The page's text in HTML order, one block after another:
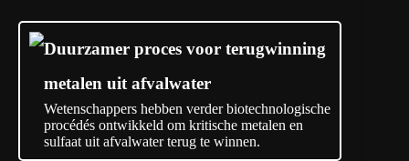
Duurzamer proces voor terugwinning
metalen uit afvalwater
Wetenschappers hebben verder biotechnologische
procédés ontwikkeld om kritische metalen en
sulfaat uit afvalwater terug te winnen.